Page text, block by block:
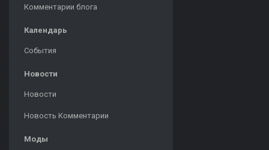
Комментарии блога
Календарь
События
Новости
Новости
Новость Комментарии
Моды